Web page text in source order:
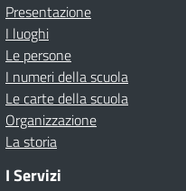
Presentazione
I luoghi
Le persone
I numeri della scuola
Le carte della scuola
Organizzazione
La storia
I Servizi